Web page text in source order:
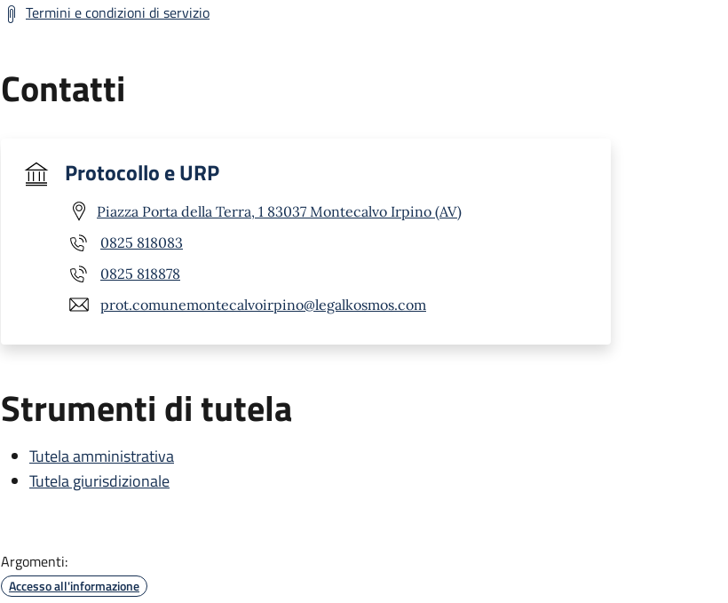
Termini e condizioni di servizio
Contatti
Protocollo e URP
Piazza Porta della Terra, 1 83037 Montecalvo Irpino (AV)
0825 818083
0825 818878
prot.comunemontecalvoirpino@legalkosmos.com
Strumenti di tutela
Tutela amministrativa
Tutela giurisdizionale
Argomenti:
Accesso all'informazione